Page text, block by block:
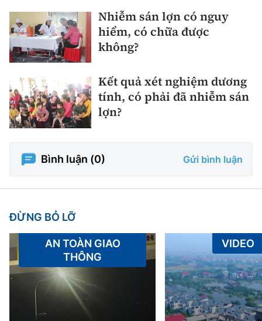
Nhiễm sán lợn có nguy
hiểm, có chữa được
không?
Kết quả xét nghiệm dương
tính, có phải đã nhiễm sán
lợn?
Bình luận (0) Gửi bình luận
ĐỪNG BỎ LỠ
AN TOÀN GIAO
THÔNG
VIDEO